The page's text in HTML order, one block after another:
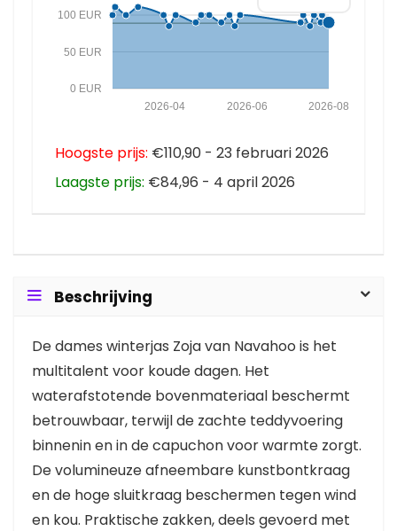
0 EUR
50 EUR
100 EUR
2026-08
2026-06
2026-04
Hoogste prijs: €110,90 - 23 februari 2026
Laagste prijs: €84,96 - 4 april 2026
Beschrijving
De dames winterjas Zoja van Navahoo is het
multitalent voor koude dagen. Het
waterafstotende bovenmateriaal beschermt
betrouwbaar, terwijl de zachte teddyvoering
binnenin en in de capuchon voor warmte zorgt.
De volumineuze afneembare kunstbontkraag
en de hoge sluitkraag beschermen tegen wind
en kou. Praktische zakken, deels gevoerd met